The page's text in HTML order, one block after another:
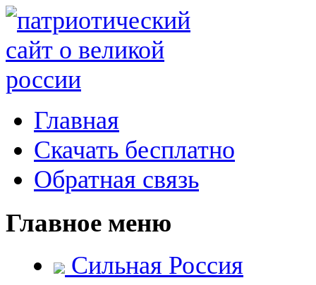
Главная
Скачать бесплатно
Обратная связь
Главное меню
Сильная Россия